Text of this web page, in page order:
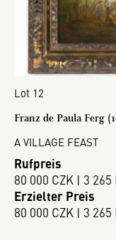
Lot 12
Franz de Paula Ferg
A VILLAGE FEAST
Rufpreis
80 000 CZK | 3 265
Erzielter Preis
80 000 CZK | 3 265